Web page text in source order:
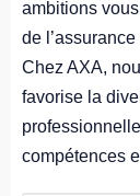
ambitions
de
Chez AXA,
favorise la
compétences